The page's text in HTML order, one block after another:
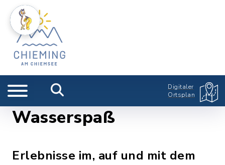
Digitaler
Ortsplan
Wasserspaß
Erlebnisse im, auf und mit dem